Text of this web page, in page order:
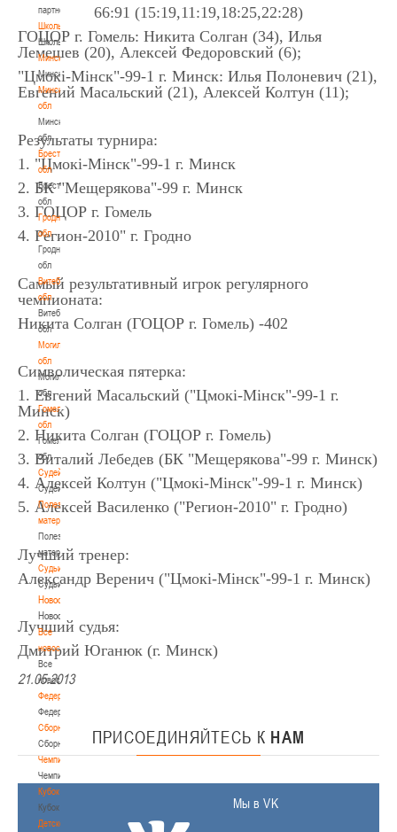
партнеры
Школы
Школы
Минск
Минск
Минская
обл
Минская
обл
Брестская
обл
Брестская
обл
Гродненская
обл
Гродненская
обл
Витебская
обл
Витебская
обл
Могилевская
обл
Могилевская
обл
Гомельская
обл
Гомельская
обл
Судейство
Судейство
Полезные
материалы
Полезные
материалы
Судьи
Судьи
Новости
Новости
Все
новости
Все
новости
Федерация
Федерация
Сборные
Сборные
Чемпионат
Чемпионат
Кубок
Кубок
Детско-
66:91 (15:19,11:19,18:25,22:28)
ГОЦОР г. Гомель: Никита Солган (34), Илья
Лемешев (20), Алексей Федоровский (6);
"Цмокi-Мiнск"-99-1 г. Минск: Илья Полоневич (21),
Евгений Масальский (21), Алексей Колтун (11);
Результаты турнира:
1. "Цмокi-Мiнск"-99-1 г. Минск
2. БК "Мещерякова"-99 г. Минск
3. ГОЦОР г. Гомель
4. Регион-2010" г. Гродно
Самый результативный игрок регулярного
чемпионата:
Никита Солган (ГОЦОР г. Гомель) -402
Символическая пятерка:
1. Евгений Масальский ("Цмокi-Miнск"-99-1 г.
Минск)
2. Никита Солган (ГОЦОР г. Гомель)
3. Виталий Лебедев (БК "Мещерякова"-99 г. Минск)
4. Алексей Колтун ("Цмокi-Miнск"-99-1 г. Минск)
5. Алексей Василенко ("Регион-2010" г. Гродно)
Лучший тренер:
Александр Веренич ("Цмокi-Miнск"-99-1 г. Минск)
Лучший судья:
Дмитрий Юганюк (г. Минск)
21.05.2013
ПРИСОЕДИНЯЙТЕСЬ К НАМ
Мы в VK